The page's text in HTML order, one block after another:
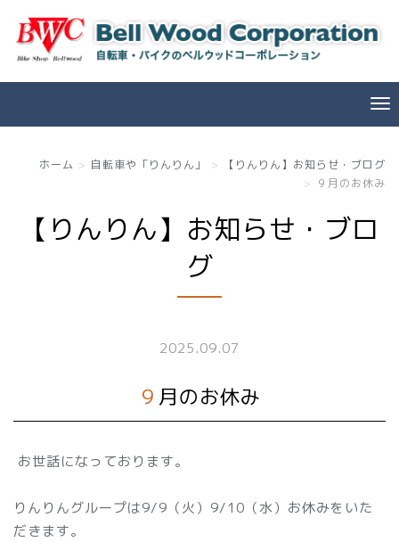
ホーム 自転車や「りんりん」
【りんりん】お知らせ・ブログ
９月のお休み
【りんりん】お知らせ・ブロ
グ
2025.09.07
９月のお休み
お世話になっております。
りんりんグループは9/9（火）9/10（水）お休みをいた
だきます。